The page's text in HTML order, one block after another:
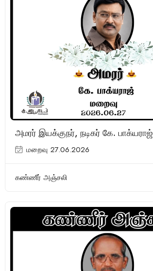
(71 Reviews)
அமரர் இயக்குநர், நடிகர் கே. பாக்யராஜ்
மறைவு 27.06.2026
கண்ணீர் அஞ்சலி